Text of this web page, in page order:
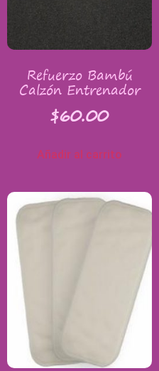
Refuerzo Bambú
Calzón Entrenador
$60.00
Añadir al carrito